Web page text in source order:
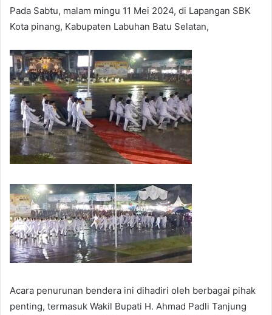
Pada Sabtu, malam mingu 11 Mei 2024, di Lapangan SBK
Kota pinang, Kabupaten Labuhan Batu Selatan,
Acara penurunan bendera ini dihadiri oleh berbagai pihak
penting, termasuk Wakil Bupati H. Ahmad Padli Tanjung